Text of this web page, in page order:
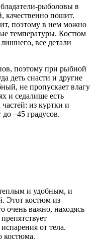
рыболовы в
качественно пошит.
поэтому в нем можно
температуры. Костюм
все детали
поэтому при рыбной
деть снасти и другие
не пропускает влагу
и седалище есть
из куртки и
–45 градусов.
и удобным, и
Этот костюм из
очень важно, находясь
от тела.
костюма.